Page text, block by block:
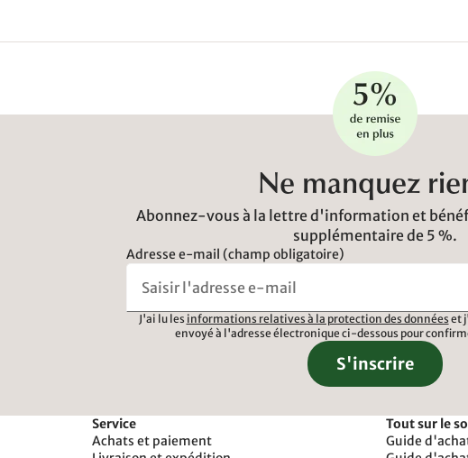
Ne manquez
Abonnez-vous à la lettre d'information et
supplémentaire de 5 %.
Adresse e-mail (champ obligatoire)
J'ai lu les informations relatives à la protection des données et
envoyé à l'adresse électronique ci-dessous pour
S'inscrire
Service
Achats et paiement
Tout sur le
Guide